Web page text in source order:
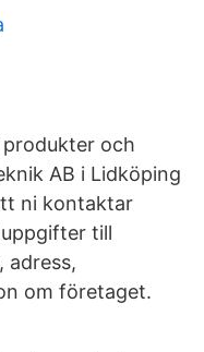
och
AB i Lidköping
ni kontaktar
till
adress,
om företaget.